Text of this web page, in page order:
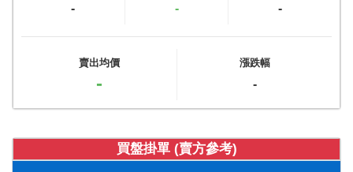
- - -
賣出均價
-
漲跌幅
-
買盤掛單 (賣方參考)